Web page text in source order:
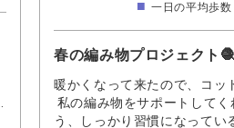
一日の平均歩
春の編み物プロジェクト
暖かくなって来たので、コッ
私の編み物をサポートして
う、しっかり習慣になってい